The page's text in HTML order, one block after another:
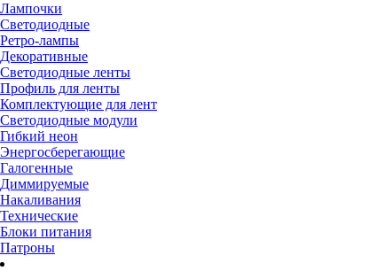
Лампочки
Светодиодные
Ретро-лампы
Декоративные
Светодиодные ленты
Профиль для ленты
Комплектующие для лент
Светодиодные модули
Гибкий неон
Энергосберегающие
Галогенные
Диммируемые
Накаливания
Технические
Блоки питания
Патроны